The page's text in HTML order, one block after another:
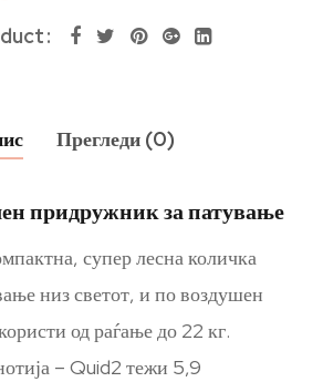
Прегледи (0)
придружник за патување
супер лесна количка
низ светот, и по воздушен
од раѓање до 22 кг.
– Quid2 тежи 5,9